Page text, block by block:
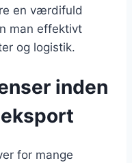
en værdifuld
man effektivt
og logistik.
inden
for mange